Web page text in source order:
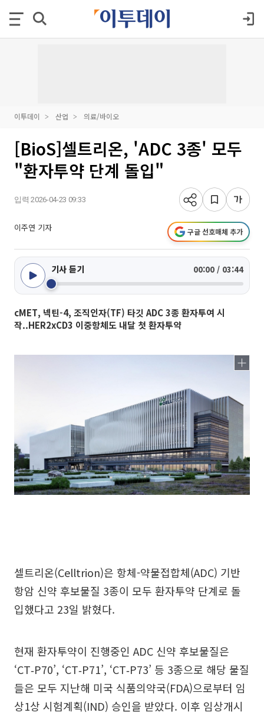
이투데이 산업 의료/바이오
[BioS]셀트리온, 'ADC 3종' 모두
"환자투약 단계 돌입"
입력 2026-04-23 09:33
이주연 기자 구글 선호매체 추가
기사 듣기 00:00 / 03:44
cMET, 넥틴-4, 조직인자(TF) 타깃 ADC 3종 환자투여 시
작..HER2xCD3 이중항체도 내달 첫 환자투약
셀트리온(Celltrion)은 항체-약물접합체(ADC) 기반
항암 신약 후보물질 3종이 모두 환자투약 단계로 돌
입했다고 23일 밝혔다.
현재 환자투약이 진행중인 ADC 신약 후보물질은
‘CT‑P70’, ‘CT‑P71’, ‘CT‑P73’ 등 3종으로 해당 물질
들은 모두 지난해 미국 식품의약국(FDA)으로부터 임
상1상 시험계획(IND) 승인을 받았다. 이후 임상개시